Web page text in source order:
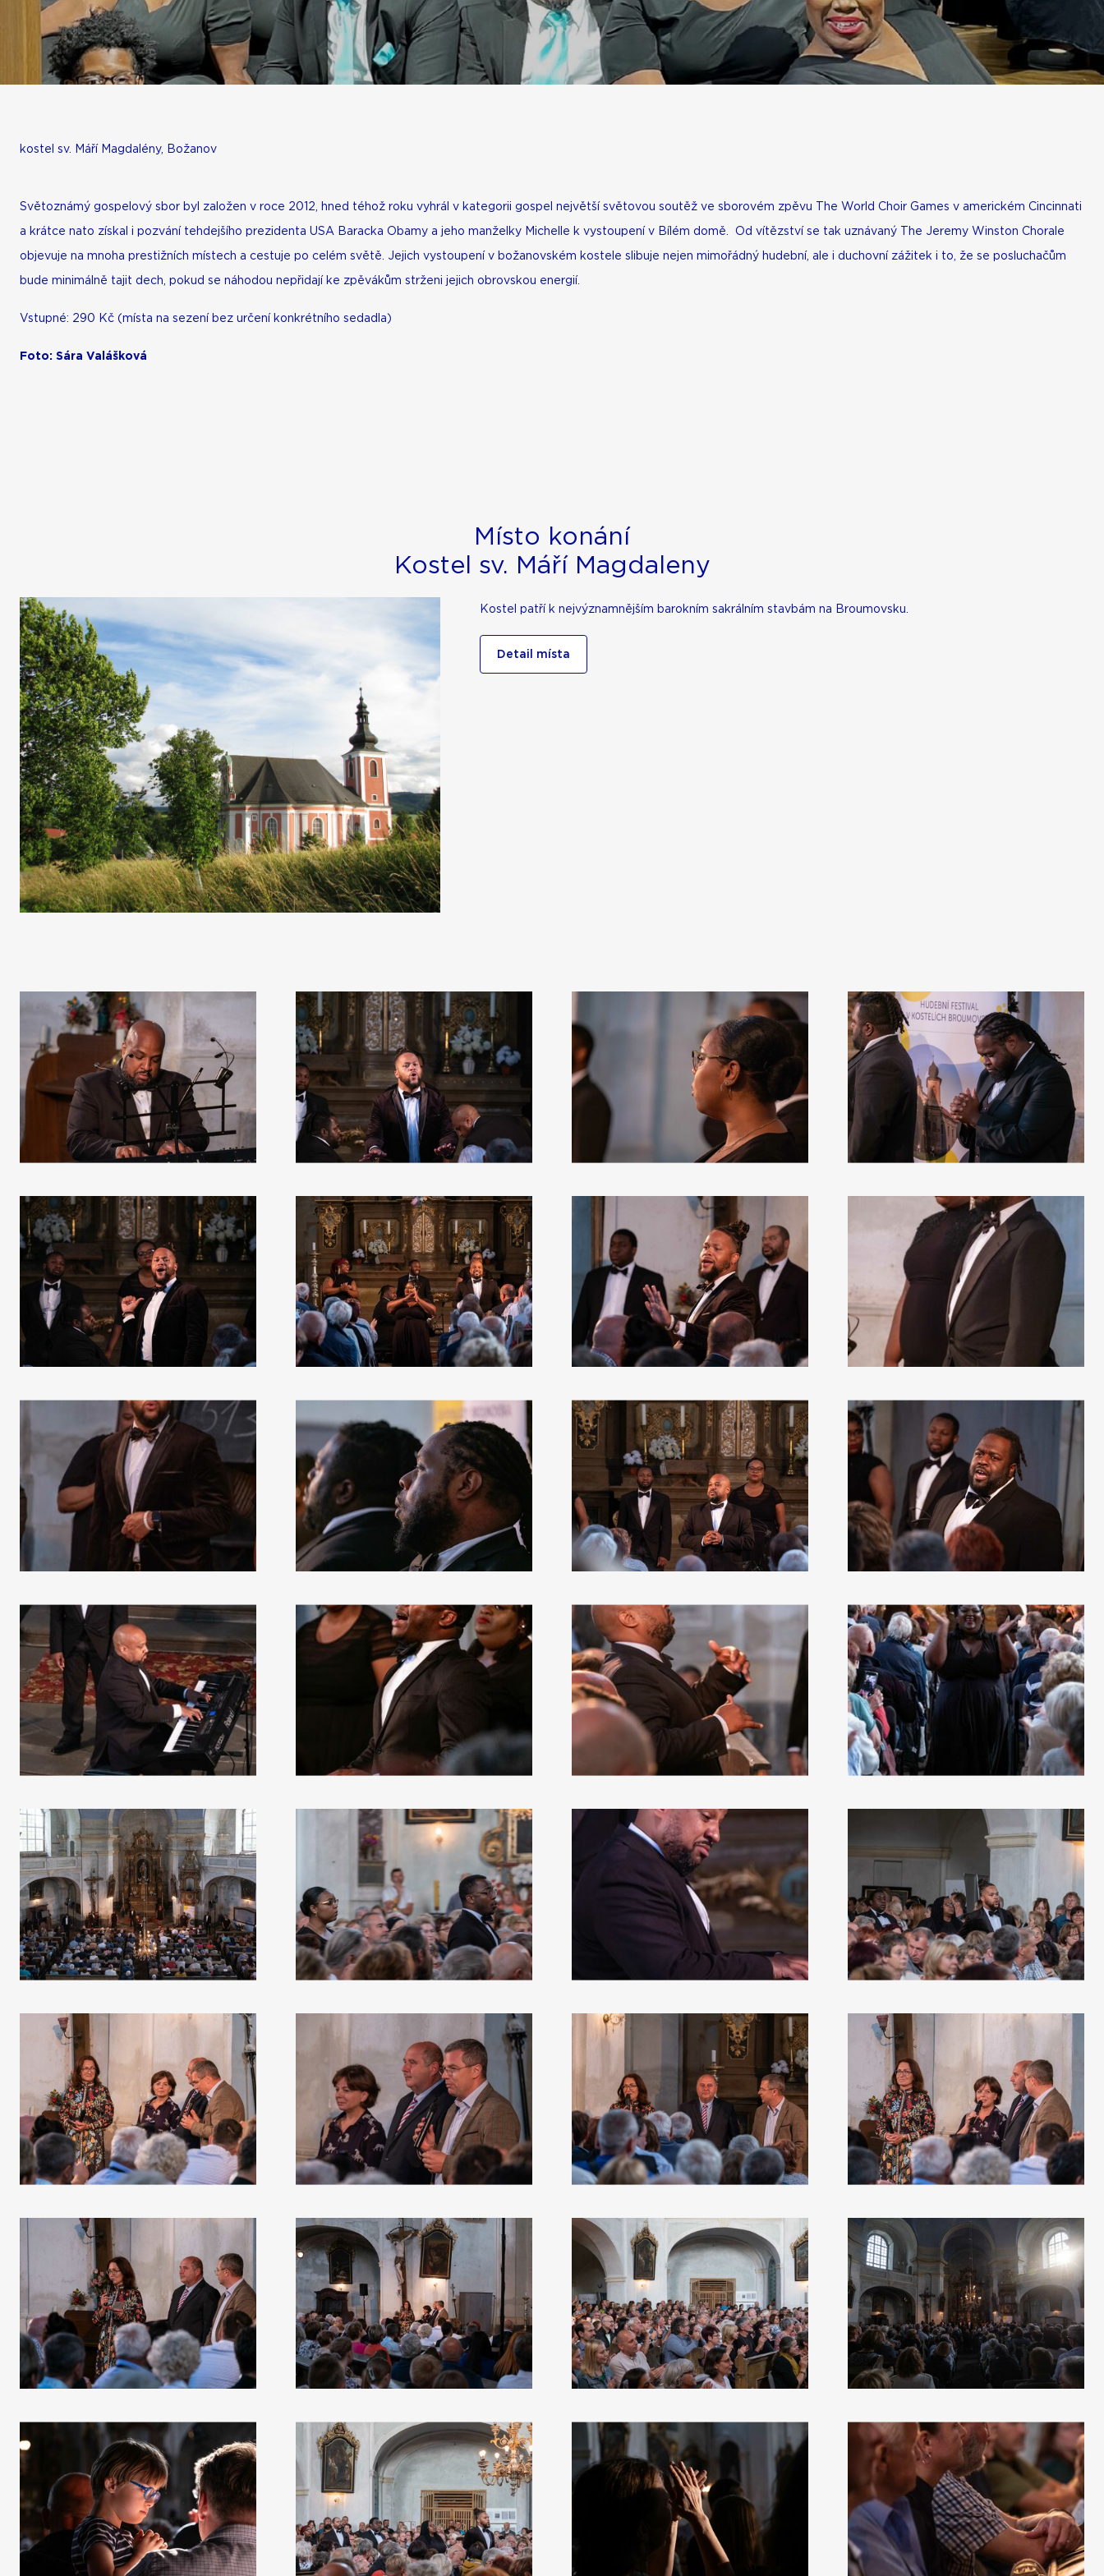
(USA)
kostel sv. Máří Magdalény, Božanov
Světoznámý gospelový sbor byl založen v roce 2012, hned téhož roku vyhrál v kategorii gospel největší světovou soutěž ve sborovém zpěvu The World Choir Games v americkém Cincinnati
a krátce nato získal i pozvání tehdejšího prezidenta USA Baracka Obamy a jeho manželky Michelle k vystoupení v Bílém domě. Od vítězství se tak uznávaný The Jeremy Winston Chorale
objevuje na mnoha prestižních místech a cestuje po celém světě. Jejich vystoupení v božanovském kostele slibuje nejen mimořádný hudební, ale i duchovní zážitek i to, že se posluchačům
bude minimálně tajit dech, pokud se náhodou nepřidají ke zpěvákům strženi jejich obrovskou energií.
Vstupné: 290 Kč (místa na sezení bez určení konkrétního sedadla)
Foto: Sára Valášková
Místo konání
Kostel sv. Máří Magdaleny
Kostel patří k nejvýznamnějším barokním sakrálním stavbám na Broumovsku.
Detail místa